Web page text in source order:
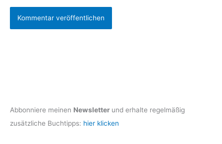
Abbonniere meinen Newsletter und erhalte regelmäßig
zusätzliche Buchtipps: hier klicken